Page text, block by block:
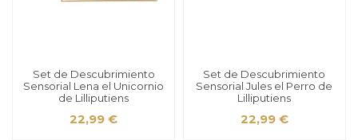
Set de Descubrimiento
Sensorial Lena el Unicornio
de Lilliputiens
22,99 €
Set de Descubrimiento
Sensorial Jules el Perro de
Lilliputiens
22,99 €